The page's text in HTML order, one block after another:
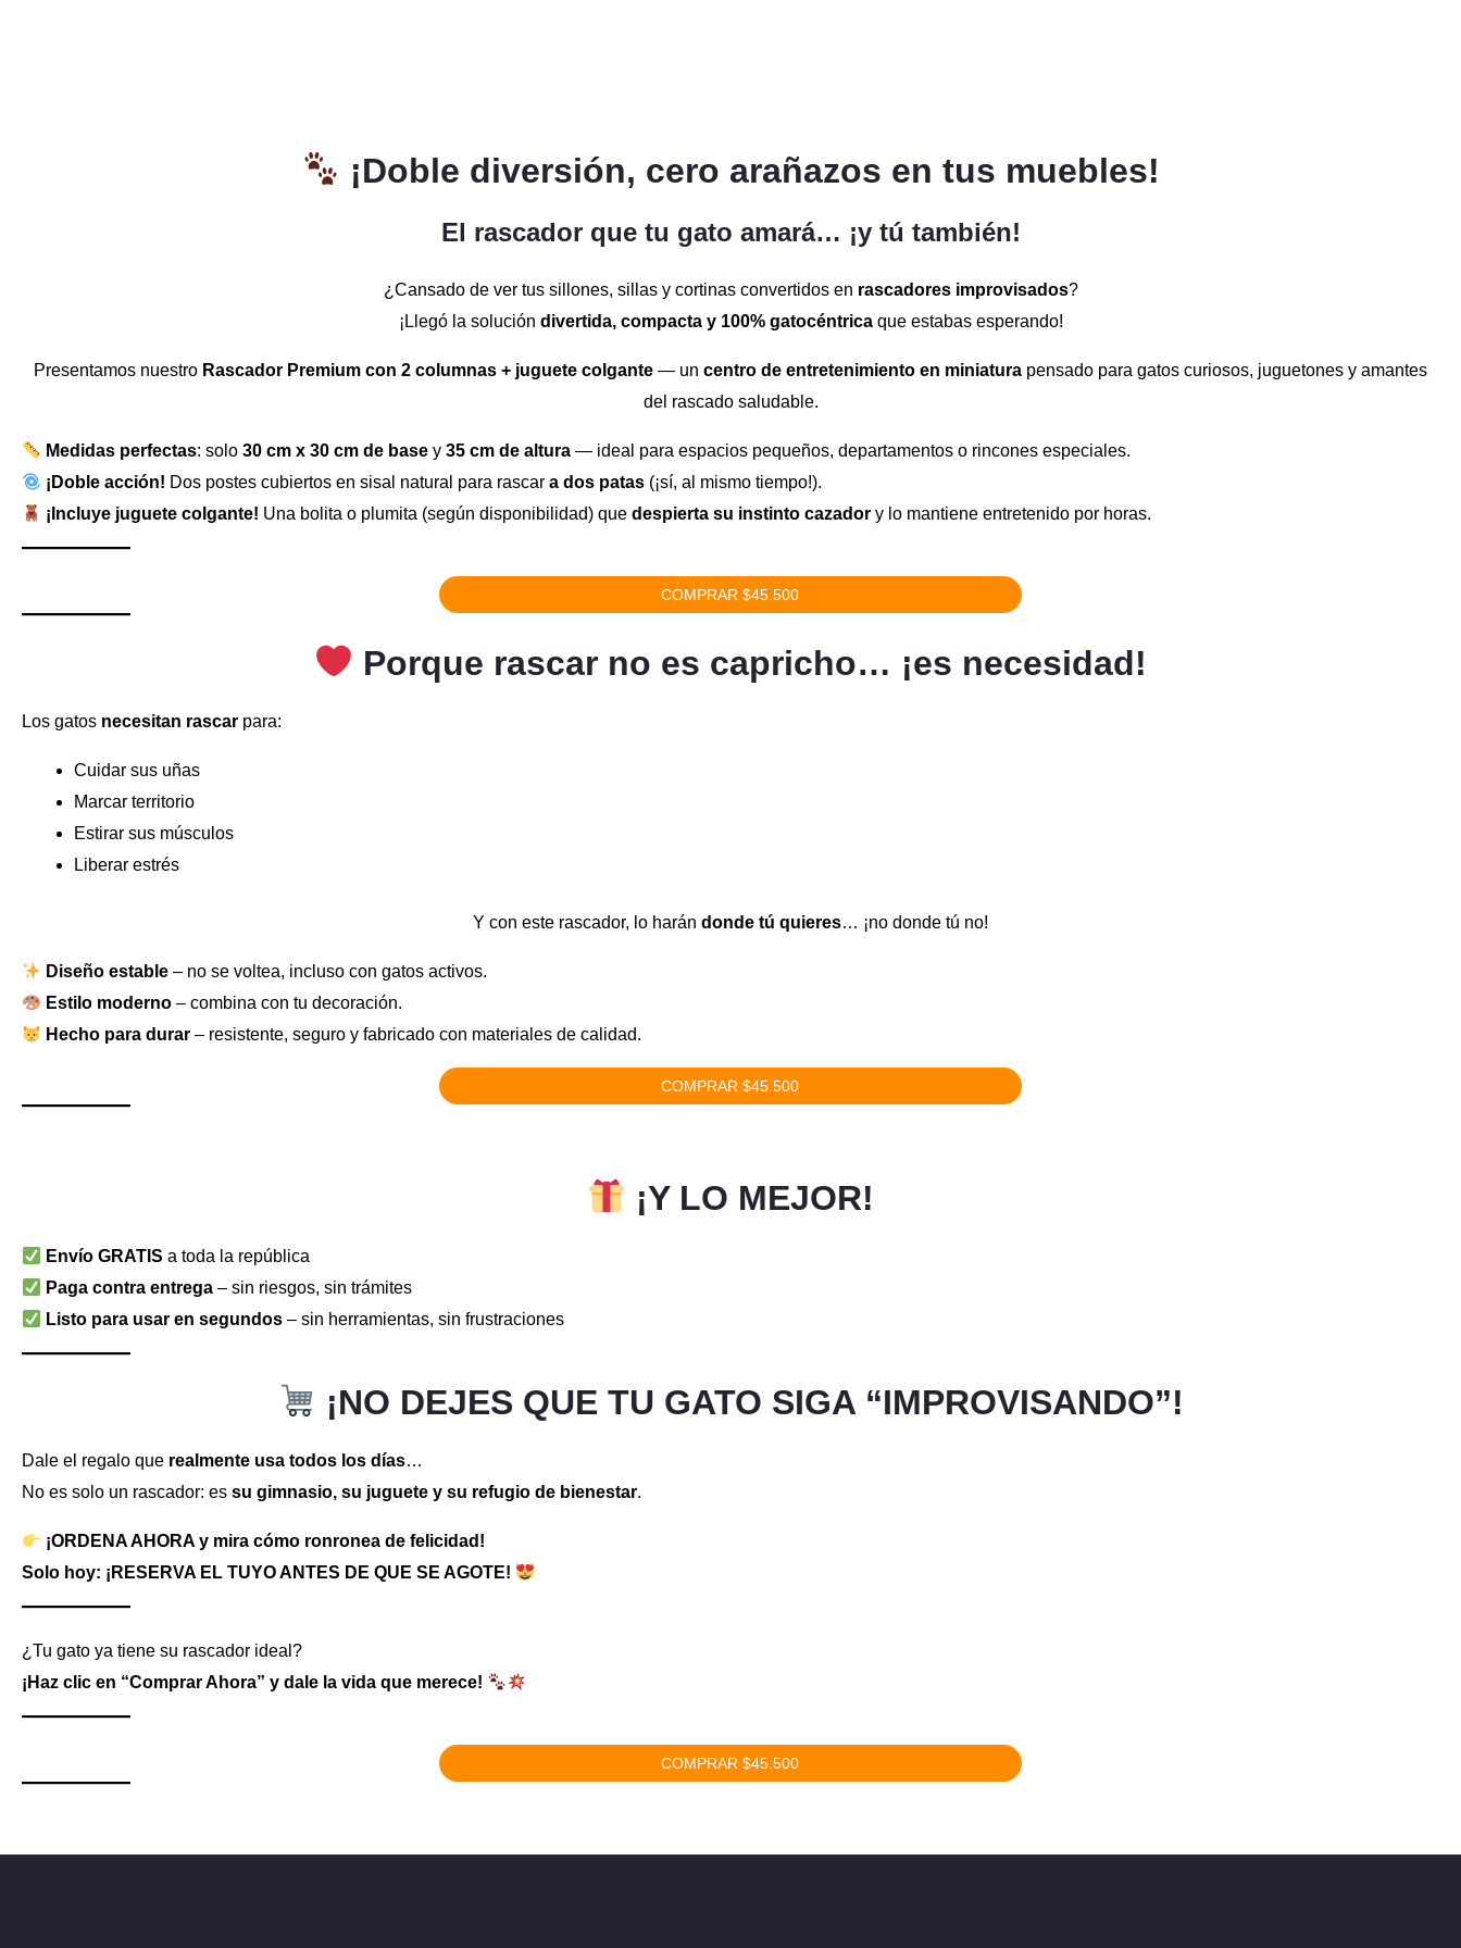
¡Doble diversión, cero arañazos en tus muebles!
El rascador que tu gato amará… ¡y tú también!
¿Cansado de ver tus sillones, sillas y cortinas convertidos en rascadores improvisados?
¡Llegó la solución divertida, compacta y 100% gatocéntricaque estabas esperando!
Presentamos nuestro Rascador Premium con 2 columnas + juguete colgante — un centro de entretenimiento en miniatura pensado para gatos curiosos, juguetones y amantes
del rascado saludable.
Medidas perfectas: solo30 cm x 30 cm de base y35 cm de altura — ideal para espacios pequeños, departamentos o rincones especiales.
¡Doble acción! Dos postes cubiertos en sisal natural para rascara dos patas (¡sí, al mismo tiempo!).
¡Incluye juguete colgante! Una bolita o plumita (según disponibilidad) quedespierta su instinto cazador y lo mantiene entretenido por horas.
COMPRAR $45.500
Porque rascar no es capricho… ¡es necesidad!
Los gatos necesitan rascar para:
Cuidar sus uñas
Marcar territorio
Estirar sus músculos
Liberar estrés
Y con este rascador, lo harán donde tú quieres… ¡no donde tú no!
Diseño estable – no se voltea, incluso con gatos activos.
Estilo moderno – combina con tu decoración.
Hecho para durar – resistente, seguro y fabricado con materiales de calidad.
COMPRAR $45.500
¡Y LO MEJOR!
Envío GRATIS a toda la república
Paga contra entrega – sin riesgos, sin trámites
Listo para usar en segundos – sin herramientas, sin frustraciones
¡NO DEJES QUE TU GATO SIGA “IMPROVISANDO”!
Dale el regalo que realmente usa todos los días…
No es solo un rascador: es su gimnasio, su juguete y su refugio de bienestar.
¡ORDENA AHORA y mira cómo ronronea de felicidad!
Solo hoy: ¡RESERVA EL TUYO ANTES DE QUE SE AGOTE!
¿Tu gato ya tiene su rascador ideal?
¡Haz clic en “Comprar Ahora” y dale la vida que merece!
COMPRAR $45.500